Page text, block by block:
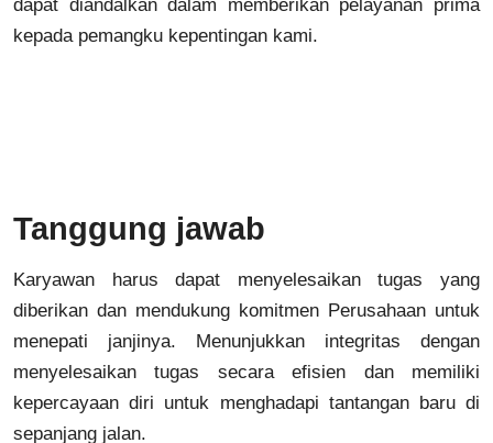
dapat diandalkan dalam memberikan pelayanan prima
kepada pemangku kepentingan kami.
Tanggung jawab
Karyawan harus dapat menyelesaikan tugas yang
diberikan dan mendukung komitmen Perusahaan untuk
menepati janjinya. Menunjukkan integritas dengan
menyelesaikan tugas secara efisien dan memiliki
kepercayaan diri untuk menghadapi tantangan baru di
sepanjang jalan.